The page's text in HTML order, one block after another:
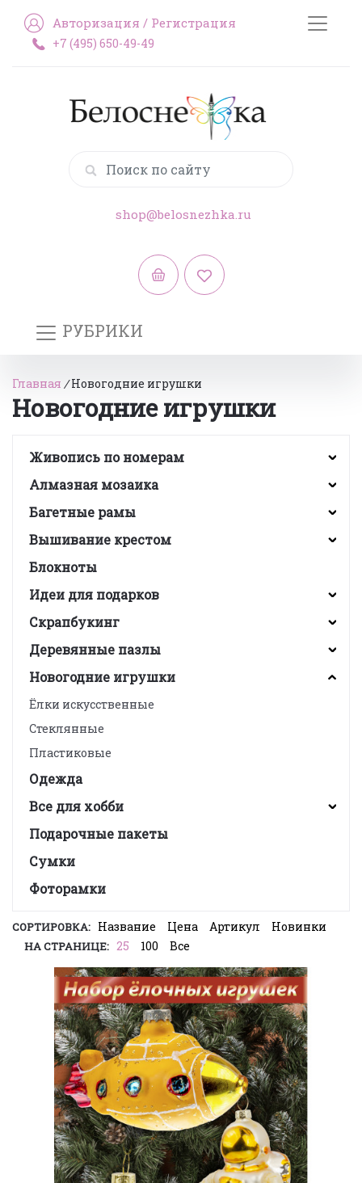
Авторизация / Регистрация
+7 (495) 650-49-49
shop@belosnezhka.ru
РУБРИКИ
Главная /Новогодние игрушки
Новогодние игрушки
Живопись по номерам
Алмазная мозаика
Багетные рамы
Вышивание крестом
Блокноты
Идеи для подарков
Скрапбукинг
Деревянные пазлы
Новогодние игрушки
Ёлки искусственные
Стеклянные
Пластиковые
Одежда
Все для хобби
Подарочные пакеты
Сумки
Фоторамки
СОРТИРОВКА: Название Цена Артикул Новинки
НА СТРАНИЦЕ: 25 100 Все